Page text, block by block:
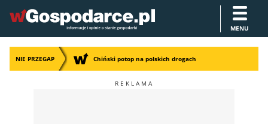
MENU
NIE PRZEGAP Chiński potop na polskich drogach